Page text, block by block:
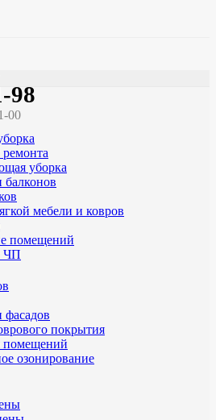
98
00
уборка
мебели и ковров
помещений
ЧП
покрытия
помещений
озонирование